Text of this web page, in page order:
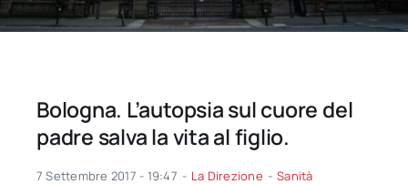
Bologna. L’autopsia sul cuore del
padre salva la vita al figlio.
7 Settembre 2017 - 19:47 - La Direzione - Sanità